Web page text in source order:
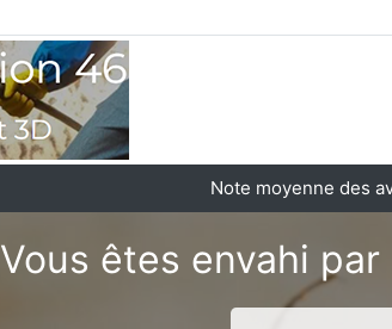
Note moyenne des
Vous êtes envahi